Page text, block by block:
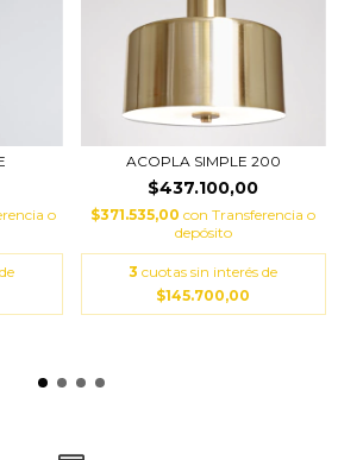
o
ACOPLA SIMPLE 200
$437.100,00
$371.535,00con Transferencia o
depósito
3 cuotas sin interés de
$145.700,00